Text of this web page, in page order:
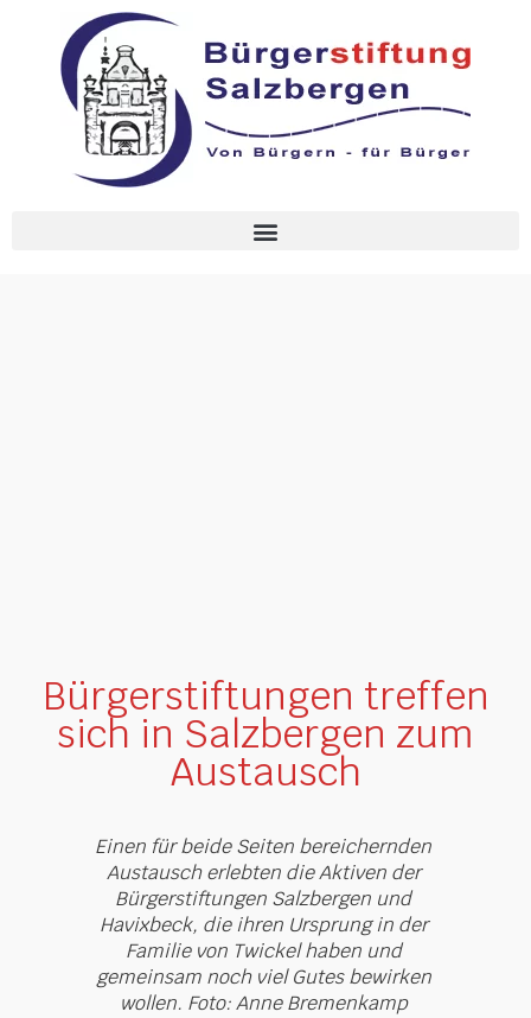
Bürgerstiftungen treffen
sich in Salzbergen zum
Austausch
Einen für beide Seiten bereichernden
Austausch erlebten die Aktiven der
Bürgerstiftungen Salzbergen und
Havixbeck, die ihren Ursprung in der
Familie von Twickel haben und
gemeinsam noch viel Gutes bewirken
wollen. Foto: Anne Bremenkamp